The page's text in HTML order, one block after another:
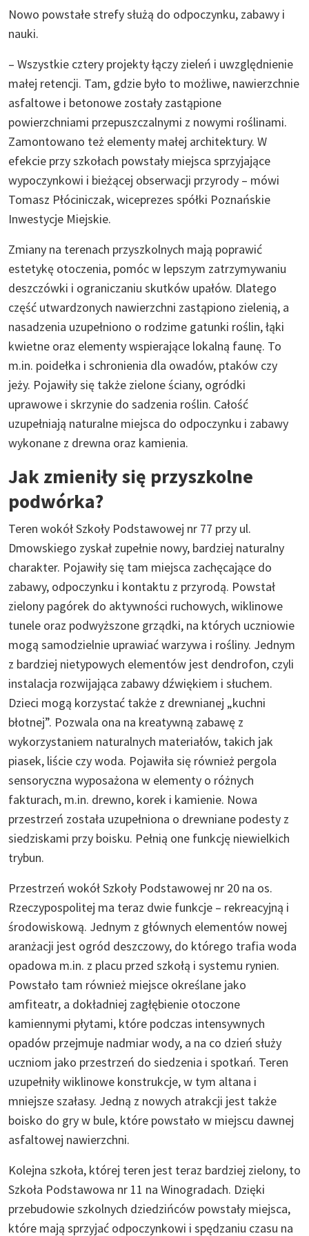
Nowo powstałe strefy służą do odpoczynku, zabawy i
nauki.
– Wszystkie cztery projekty łączy zieleń i uwzględnienie
małej retencji. Tam, gdzie było to możliwe, nawierzchnie
asfaltowe i betonowe zostały zastąpione
powierzchniami przepuszczalnymi z nowymi roślinami.
Zamontowano też elementy małej architektury. W
efekcie przy szkołach powstały miejsca sprzyjające
wypoczynkowi i bieżącej obserwacji przyrody – mówi
Tomasz Płóciniczak, wiceprezes spółki Poznańskie
Inwestycje Miejskie.
Zmiany na terenach przyszkolnych mają poprawić
estetykę otoczenia, pomóc w lepszym zatrzymywaniu
deszczówki i ograniczaniu skutków upałów. Dlatego
część utwardzonych nawierzchni zastąpiono zielenią, a
nasadzenia uzupełniono o rodzime gatunki roślin, łąki
kwietne oraz elementy wspierające lokalną faunę. To
m.in. poidełka i schronienia dla owadów, ptaków czy
jeży. Pojawiły się także zielone ściany, ogródki
uprawowe i skrzynie do sadzenia roślin. Całość
uzupełniają naturalne miejsca do odpoczynku i zabawy
wykonane z drewna oraz kamienia.
Jak zmieniły się przyszkolne
podwórka?
Teren wokół Szkoły Podstawowej nr 77 przy ul.
Dmowskiego zyskał zupełnie nowy, bardziej naturalny
charakter. Pojawiły się tam miejsca zachęcające do
zabawy, odpoczynku i kontaktu z przyrodą. Powstał
zielony pagórek do aktywności ruchowych, wiklinowe
tunele oraz podwyższone grządki, na których uczniowie
mogą samodzielnie uprawiać warzywa i rośliny. Jednym
z bardziej nietypowych elementów jest dendrofon, czyli
instalacja rozwijająca zabawy dźwiękiem i słuchem.
Dzieci mogą korzystać także z drewnianej „kuchni
błotnej”. Pozwala ona na kreatywną zabawę z
wykorzystaniem naturalnych materiałów, takich jak
piasek, liście czy woda. Pojawiła się również pergola
sensoryczna wyposażona w elementy o różnych
fakturach, m.in. drewno, korek i kamienie. Nowa
przestrzeń została uzupełniona o drewniane podesty z
siedziskami przy boisku. Pełnią one funkcję niewielkich
trybun.
Przestrzeń wokół Szkoły Podstawowej nr 20 na os.
Rzeczypospolitej ma teraz dwie funkcje – rekreacyjną i
środowiskową. Jednym z głównych elementów nowej
aranżacji jest ogród deszczowy, do którego trafia woda
opadowa m.in. z placu przed szkołą i systemu rynien.
Powstało tam również miejsce określane jako
amfiteatr, a dokładniej zagłębienie otoczone
kamiennymi płytami, które podczas intensywnych
opadów przejmuje nadmiar wody, a na co dzień służy
uczniom jako przestrzeń do siedzenia i spotkań. Teren
uzupełniły wiklinowe konstrukcje, w tym altana i
mniejsze szałasy. Jedną z nowych atrakcji jest także
boisko do gry w bule, które powstało w miejscu dawnej
asfaltowej nawierzchni.
Kolejna szkoła, której teren jest teraz bardziej zielony, to
Szkoła Podstawowa nr 11 na Winogradach. Dzięki
przebudowie szkolnych dziedzińców powstały miejsca,
które mają sprzyjać odpoczynkowi i spędzaniu czasu na